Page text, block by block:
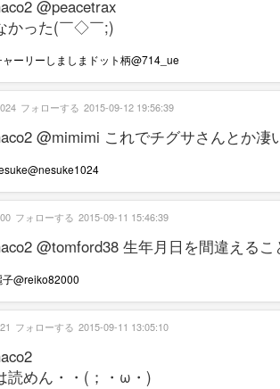
@peacetrax
かった(￣◇￣;)
ャーリーしましまドット柄@714_ue
@mimimi これでチグサさんとか凄
フォローする 2015-09-12 19:56:39
@tomford38 生年月日を間違えるこ
子@reiko82000
フォローする 2015-09-11 15:46:39
読めん・・(；・ω・)
フォローする 2015-09-11 13:05:10